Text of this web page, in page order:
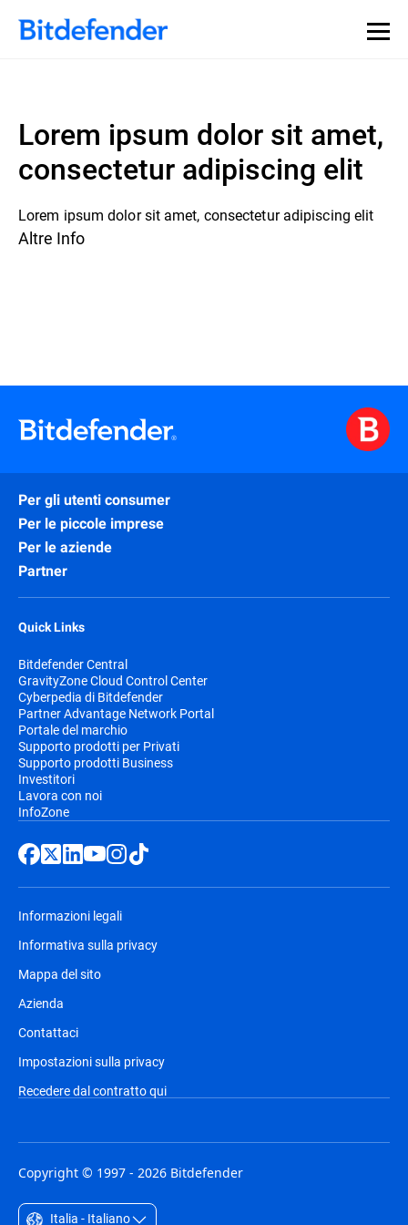
Lorem ipsum dolor sit amet,
consectetur adipiscing elit
Lorem ipsum dolor sit amet, consectetur adipiscing elit
Altre Info
Per gli utenti consumer
Per le piccole imprese
Per le aziende
Partner
Quick Links
Bitdefender Central
GravityZone Cloud Control Center
Cyberpedia di Bitdefender
Partner Advantage Network Portal
Portale del marchio
Supporto prodotti per Privati
Supporto prodotti Business
Investitori
Lavora con noi
InfoZone
Informazioni legali
Informativa sulla privacy
Mappa del sito
Azienda
Contattaci
Impostazioni sulla privacy
Recedere dal contratto qui
Copyright © 1997 - 2026 Bitdefender
Italia - Italiano